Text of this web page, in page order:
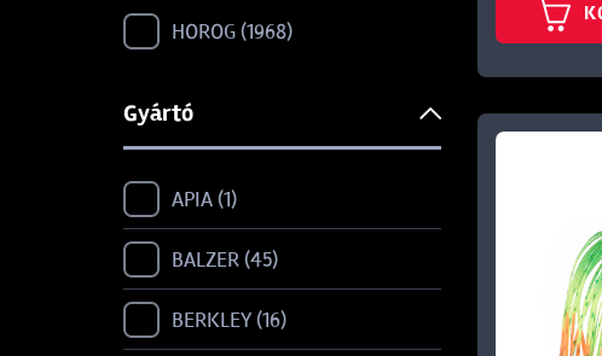
HOROG 1968
Gyártó
APIA 1
BALZER 45
BERKLEY 16